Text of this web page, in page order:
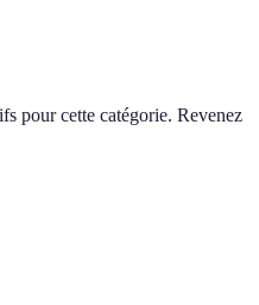
pour cette catégorie. Revenez